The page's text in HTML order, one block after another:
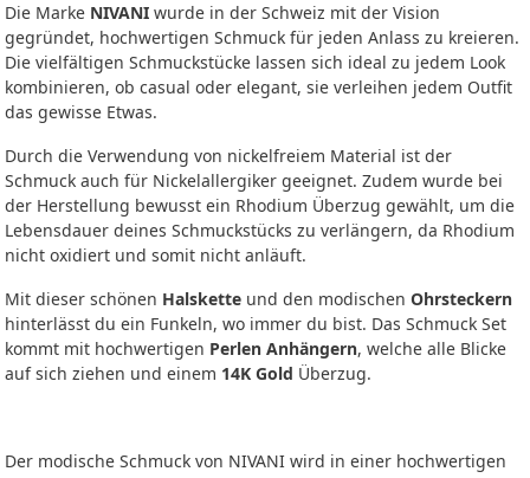
Die Marke NIVANI wurde in der Schweiz mit der Vision
gegründet, hochwertigen Schmuck für jeden Anlass zu kreieren.
Die vielfältigen Schmuckstücke lassen sich ideal zu jedem Look
kombinieren, ob casual oder elegant, sie verleihen jedem Outfit
das gewisse Etwas.
Durch die Verwendung von nickelfreiem Material ist der
Schmuck auch für Nickelallergiker geeignet. Zudem wurde bei
der Herstellung bewusst ein Rhodium Überzug gewählt, um die
Lebensdauer deines Schmuckstücks zu verlängern, da Rhodium
nicht oxidiert und somit nicht anläuft.
Mit dieser schönen Halskette und den modischen Ohrsteckern
hinterlässt du ein Funkeln, wo immer du bist. Das Schmuck Set
kommt mit hochwertigen Perlen Anhängern, welche alle Blicke
auf sich ziehen und einem 14K Gold Überzug.
Der modische Schmuck von NIVANI wird in einer hochwertigen